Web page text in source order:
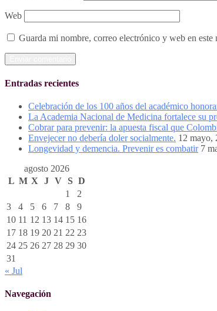
Web
Guarda mi nombre, correo electrónico y web en
Entradas recientes
Celebración de los 100 años del académico
La Academia Nacional de Medicina fortalece su
Cobrar para prevenir: la apuesta fiscal que
Envejecer no debería doler socialmente. 12 mayo,
Longevidad y demencia. Prevenir es combatir 7
agosto 2026
L M X J V S D
1
2
3
4 5 6 7 8
9
10 11 12 13 14 15 16
17 18 19 20 21 22 23
24 25 26 27 28 29 30
31
« Jul
Navegación